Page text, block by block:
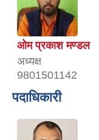
ओम प्रकाश मण्डल
अध्यक्ष
9801501142
पदाधिकारी